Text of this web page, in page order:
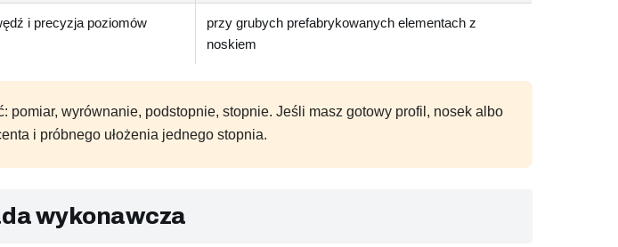
i precyzja poziomów
przy grubych prefabrykowanych elementach z
noskiem
pomiar, wyrównanie, podstopnie, stopnie. Jeśli masz gotowy profil, nosek albo
i próbnego ułożenia jednego stopnia.
wykonawcza